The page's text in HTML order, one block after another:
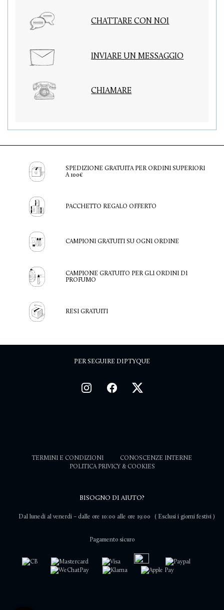
CHATTARE CON NOI
INVIARE UN MESSAGGIO
CHIAMARE
SPEDIZIONE GRATUITA PER ORDINI SUPERIORI
A 100€
PACCHETTO REGALO OFFERTO
CAMPIONI GRATUITI SU OGNI ORDINE
CAMPIONE GRATUITO PER GLI ORDINI DI
PROFUMO
RESI GRATUITI
PER SEGUIRE DIPTYQUE
TERMINI E CONDIZIONI
CONOSCENZE INTERNE
POLITICA PRIVICY & COOKIES
BISOGNO DI AIUTO?
Dal lunedi al venerdi – dalle ore 10:00 alle ore 19:00 ( Esclusi i giorni festivi )
Pagamento sicuro